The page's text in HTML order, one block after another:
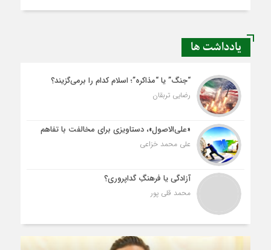
یادداشت ها
“جنگ” یا “مذاکره”؛ اسلام کدام را برمی‌گزیند؟
رضایی تربقان
«علی‌الاصول»، دستاویزی برای مخالفت با تفاهم
علی محمد خزاعی
آزادگی یا فرهنگِ گداپروری؟
محمد قلی پور